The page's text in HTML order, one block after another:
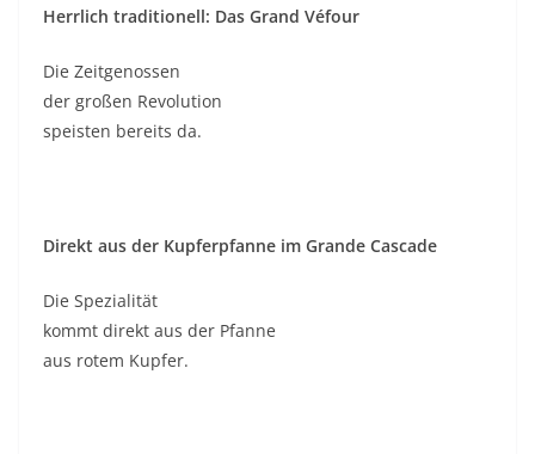
Herrlich traditionell: Das Grand Véfour
Die Zeitgenossen
der großen Revolution
speisten bereits da.
Direkt aus der Kupferpfanne im Grande Cascade
Die Spezialität
kommt direkt aus der Pfanne
aus rotem Kupfer.